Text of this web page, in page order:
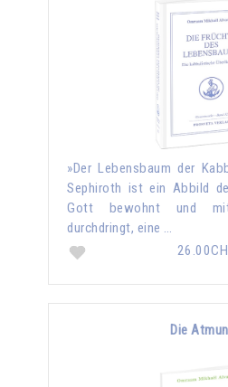
»Der Lebensbaum der
Sephiroth ist ein Abbild
Gott bewohnt und
durchdringt, eine …
Die